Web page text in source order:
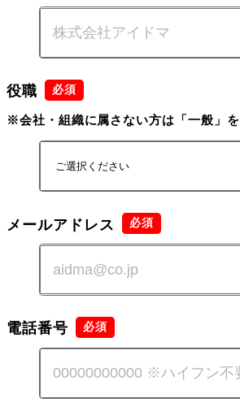
役職
※会社・組織に属さない方は「一般」
メールアドレス
電話番号